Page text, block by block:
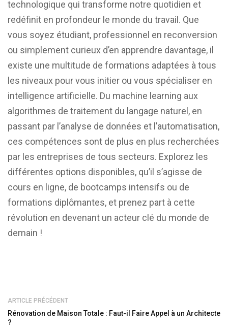
technologique qui transforme notre quotidien et
redéfinit en profondeur le monde du travail. Que
vous soyez étudiant, professionnel en reconversion
ou simplement curieux d’en apprendre davantage, il
existe une multitude de formations adaptées à tous
les niveaux pour vous initier ou vous spécialiser en
intelligence artificielle. Du machine learning aux
algorithmes de traitement du langage naturel, en
passant par l’analyse de données et l’automatisation,
ces compétences sont de plus en plus recherchées
par les entreprises de tous secteurs. Explorez les
différentes options disponibles, qu’il s’agisse de
cours en ligne, de bootcamps intensifs ou de
formations diplômantes, et prenez part à cette
révolution en devenant un acteur clé du monde de
demain !
ARTICLE PRÉCÉDENT
Rénovation de Maison Totale : Faut-il Faire Appel à un Architecte
?